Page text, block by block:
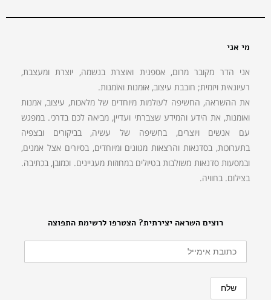
רוצים השראה יצירתית? הצטרפו לרשימת התפוצה
מי אני
אני הדר מקובר מרום, אספנית ואוצרת בנשמה, יוצרת ומעצבת,
רעיונאית ויזמית; חובבת עיצוב, אוּמנות ואוֹמנות.
את ההשראה, החשיפה לעולמות מיוחדים של מלאכות, עיצוב, אמנות
ואומנות, את הידע והמידע שצברתי ועדיין, מביאה לכם בדרכי. במפגש
עם אנשים ויוצרים, בחשיפה של עשיה, בביקורים ובצפיה
בתערוכות, בסדנאות והרצאות מגוונים ומיוחדים, בסיורים אצל אמנים,
ובמסעות סדנאות משולבות בטיולים במחוזות מעניינים. וכמובן, בכתיבה.
בצילום. בחוויה.